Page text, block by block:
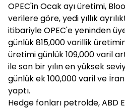
OPEC'in Ocak ayı üretimi,
verilere göre, yedi yıllık
itibariyle OPEC'e yeninden
günlük 815,000 varillik
üretimi günlük 109,000 varil
ile son bir yılın en yüksek
günlük ek 100,000 varil ve
yaptı.
Hedge fonları petrolde, ABD